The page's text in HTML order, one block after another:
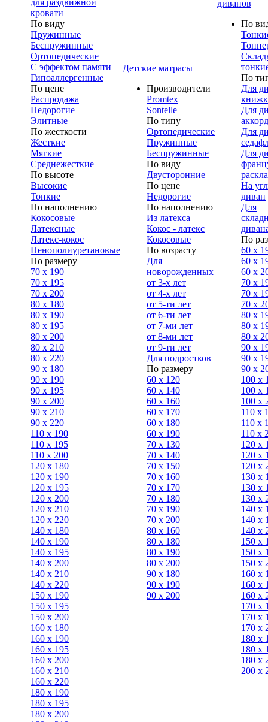
для раздвижной
кровати
По виду
Пружинные
Беспружинные
Ортопедические
С эффектом памяти
Гипоаллергенные
По цене
Распродажа
Недорогие
Элитные
По жесткости
Жесткие
Мягкие
Среднежесткие
По высоте
Высокие
Тонкие
По наполнению
Кокосовые
Латексные
Латекс-кокос
Пенополиуретановые
По размеру
70 х 190
70 х 195
70 х 200
80 х 180
80 х 190
80 х 195
80 х 200
80 x 210
80 x 220
90 x 180
90 х 190
90 х 195
90 х 200
90 x 210
90 x 220
110 x 190
110 x 195
110 x 200
120 x 180
120 х 190
120 х 195
120 х 200
120 x 210
120 x 220
140 x 180
140 х 190
140 х 195
140 х 200
140 x 210
140 x 220
150 х 190
150 х 195
150 х 200
160 x 180
160 х 190
160 х 195
160 х 200
160 x 210
160 x 220
180 х 190
180 х 195
180 х 200
Детские матрасы
Производители
Promtex
Sontelle
По типу
Ортопедические
Пружинные
Беспружинные
По виду
Двусторонние
По цене
Недорогие
По наполнению
Из латекса
Кокос - латекс
Кокосовые
По возрасту
Для
новорожденных
от 3-х лет
от 4-х лет
от 5-ти лет
от 6-ти лет
от 7-ми лет
от 8-ми лет
от 9-ти лет
Для подростков
По размеру
60 х 120
60 х 140
60 х 160
60 х 170
60 х 180
60 х 190
70 х 130
70 х 140
70 х 150
70 х 160
70 х 170
70 х 180
70 х 190
70 х 200
80 х 160
80 х 180
80 x 190
80 x 200
90 х 180
90 x 190
90 x 200
диванов
По
По
Для
Для
Для
Для
На
диван
Для
По
60 х
60 х
60 х
70 x
70 х
70 x
80 x
80 x
80 x
90 x
90 x
90 x
100 x
100 х
100 x
110 x
110 х
110 х
120 х
120 х
120 х
130 х
130 х
130 х
140 х
140 х
140 х
150 х
150 х
150 х
160 х
160 х
160 х
170 х
170 х
170 х
180 х
180 х
180 х
200 x